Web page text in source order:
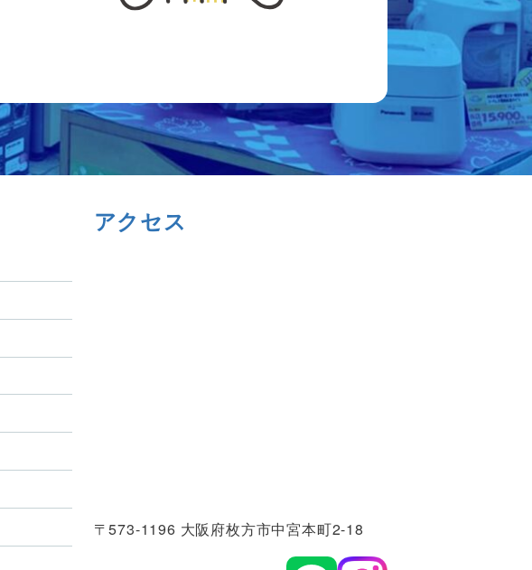
アクセス
〒573-1196 大阪府枚方市中宮本町2-18